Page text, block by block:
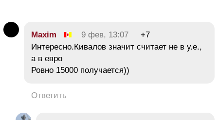
Maxim 9 фев, 13:07
+7
Интересно.Кивалов значит считает не в у.е.,
а в евро
Ровно 15000 получается))
Ответить